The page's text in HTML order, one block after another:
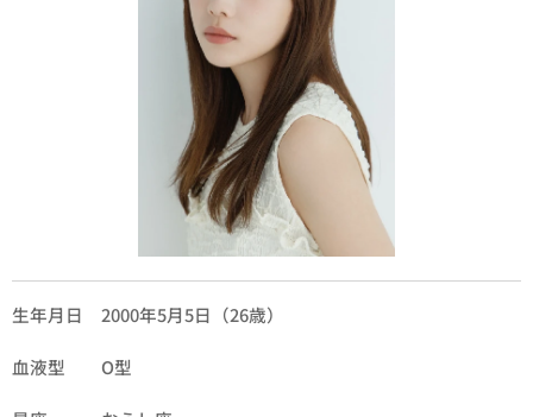
生年月日 2000年5月5日（26歳）
血液型 O型